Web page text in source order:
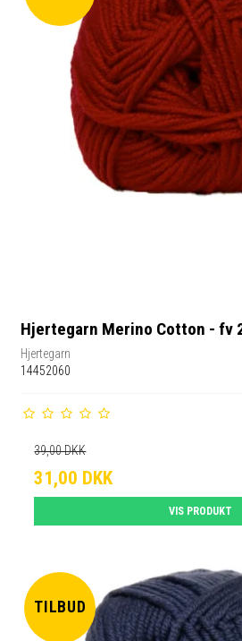
Hjertegarn Merino Cotton - fv
Hjertegarn
14452060
39,00 DKK
31,00 DKK
VIS PRODUKT
TILBUD